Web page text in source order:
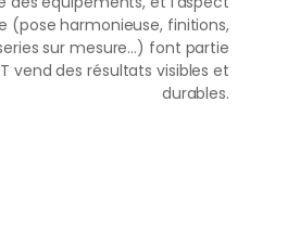
(pose harmonieuse, finitions,
sur mesure…) font partie
vend des résultats visibles et
durables.